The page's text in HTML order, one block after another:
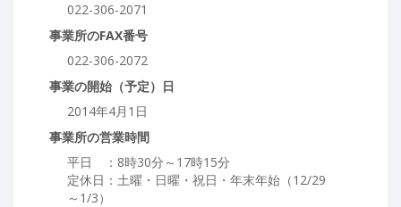
022-306-2071
事業所のFAX番号
022-306-2072
事業の開始（予定）日
2014年4月1日
事業所の営業時間
平日 ：8時30分～17時15分
定休日：土曜・日曜・祝日・年末年始（12/29
～1/3）